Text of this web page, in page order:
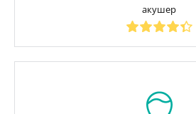
акушер